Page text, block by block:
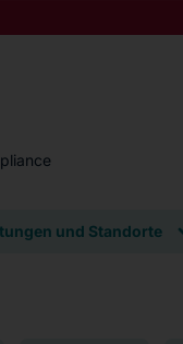
und Standorte